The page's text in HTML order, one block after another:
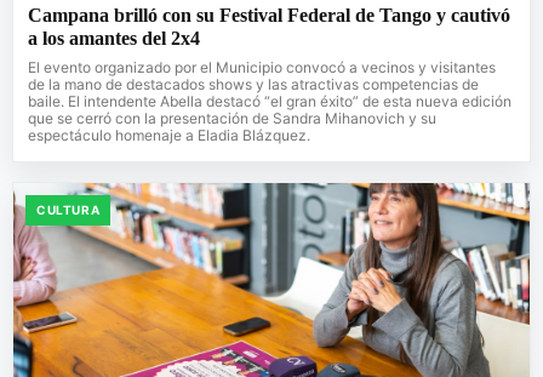
Campana brilló con su Festival Federal de Tango y cautivó
a los amantes del 2x4
El evento organizado por el Municipio convocó a vecinos y visitantes
de la mano de destacados shows y las atractivas competencias de
baile. El intendente Abella destacó “el gran éxito” de esta nueva edición
que se cerró con la presentación de Sandra Mihanovich y su
espectáculo homenaje a Eladia Blázquez.
CULTURA